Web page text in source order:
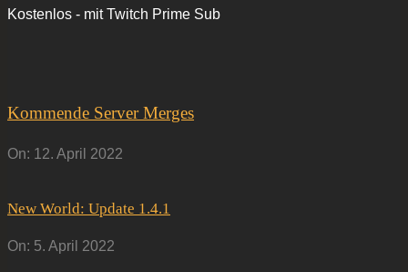
Kostenlos - mit Twitch Prime Sub
Kommende Server Merges
On: 12. April 2022
New World: Update 1.4.1
On: 5. April 2022